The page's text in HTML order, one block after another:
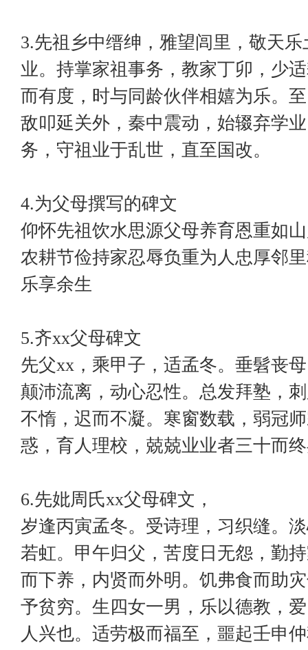
3.先祖乡中缙绅，雅望闾里，敬天
业。持掌家祖事务，教家丁卯，少
而有度，时与同龄伙伴相嬉为乐。
敌叩延关外，秦中震动，始辍弃学
务，守祖业于乱世，直至国改。
4.为父母撰写的碑文
仰怀先祖饮水思源父母养育恩重如
农耕节俭持家忍辱负重为人忠厚邻
乐享余生
5.齐xx父母碑文
先父xx，乘甲子，适孟冬。垂髫丧
颠沛流离，动心忍性。总发拜塾，
不惰，迟而不凝。寒窗数载，弱冠
惑，育人理校，兢兢业业者三十而
6.先妣周氏xx父母碑文，
岁逢丙寅孟冬。受诗理，习织缝。
若虹。甲午归父，苦度日无怨，勤
而下养，内贤而外明。饥弗食而助
予贫穷。生四女一男，乐以德教，
人兴也。适劳极而福至，噩起壬申